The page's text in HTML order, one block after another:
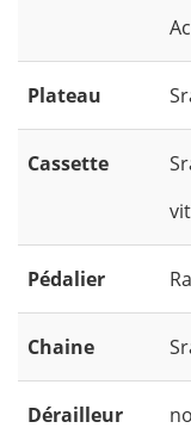
Plateau
Cassette
Pédalier
Chaine
Dérailleur